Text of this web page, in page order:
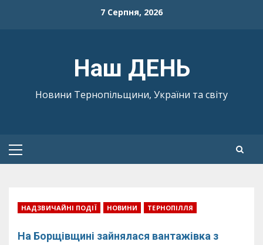
7 Серпня, 2026
Наш ДЕНЬ
Новини Тернопільщини, України та світу
Primary
НАДЗВИЧАЙНІ ПОДІЇ НОВИНИ ТЕРНОПІЛЛЯ
На Борщівщині зайнялася вантажівка з